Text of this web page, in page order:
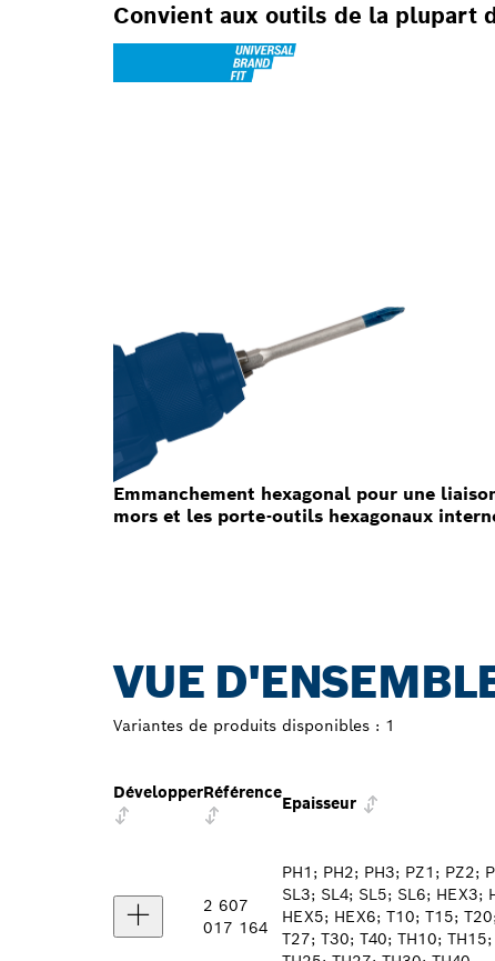
Convient aux outils de la plupart
Emmanchement hexagonal pour une
mors et les porte-outils hexagonaux
VUE
Variantes de produits disponibles : 1
DévelopperRéférence
Epaisseur
2 607
017 164
PH1; PH2; PH3; PZ1; PZ2;
SL3; SL4; SL5; SL6; HEX3;
HEX5; HEX6; T10; T15;
T27; T30; T40; TH10;